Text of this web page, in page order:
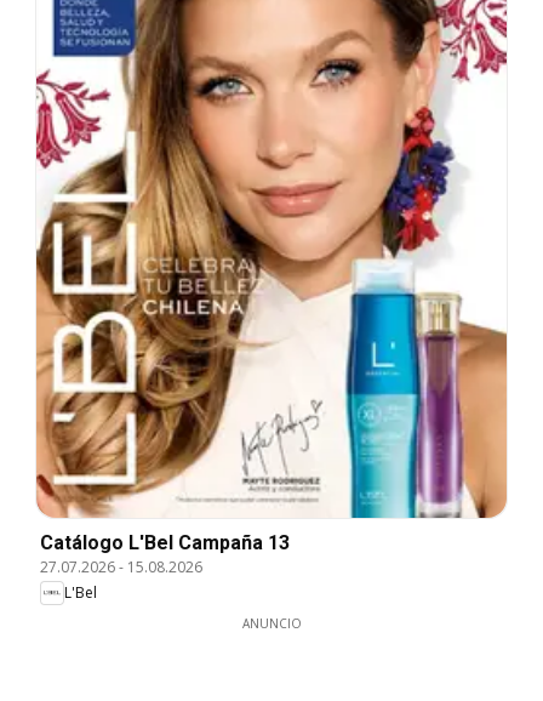
Catálogo L'Bel Campaña 13
27.07.2026- 15.08.2026
L'Bel
ANUNCIO